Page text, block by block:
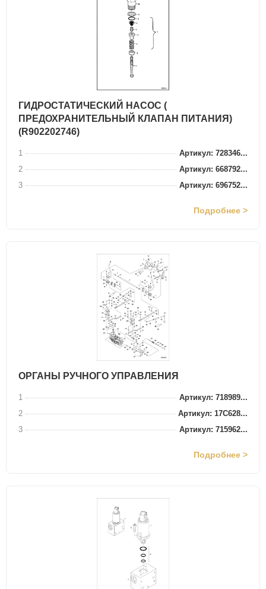
ГИДРОСТАТИЧЕСКИЙ НАСОС (
ПРЕДОХРАНИТЕЛЬНЫЙ КЛАПАН ПИТАНИЯ)
(R902202746)
1
Артикул: 728346...
2
Артикул: 668792...
3
Артикул: 696752...
Подробнее >
ОРГАНЫ РУЧНОГО УПРАВЛЕНИЯ
1
Артикул: 718989...
2
Артикул: 17C628...
3
Артикул: 715962...
Подробнее >